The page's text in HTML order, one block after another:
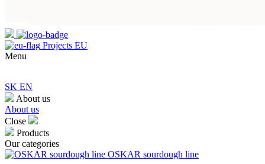
Projects EU
Menu
SK EN
About us
About us
Close
Products
Our categories
OSKAR sourdough line